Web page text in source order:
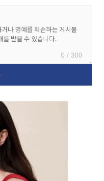
0 / 300